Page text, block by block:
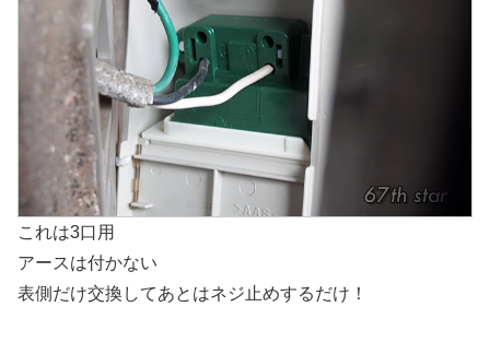
これは3口用
アースは付かない
表側だけ交換してあとはネジ止めするだけ！